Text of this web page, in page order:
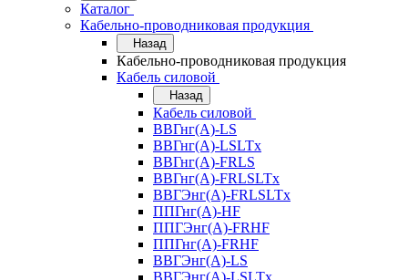
Каталог
Кабельно-проводниковая продукция
Назад
Кабельно-проводниковая продукция
Кабель силовой
Назад
Кабель силовой
ВВГнг(А)-LS
ВВГнг(А)-LSLTx
ВВГнг(А)-FRLS
ВВГнг(А)-FRLSLTx
ВВГЭнг(А)-FRLSLTx
ППГнг(А)-HF
ППГЭнг(А)-FRHF
ППГнг(А)-FRHF
ВВГЭнг(А)-LS
ВВГЭнг(А)-LSLTx